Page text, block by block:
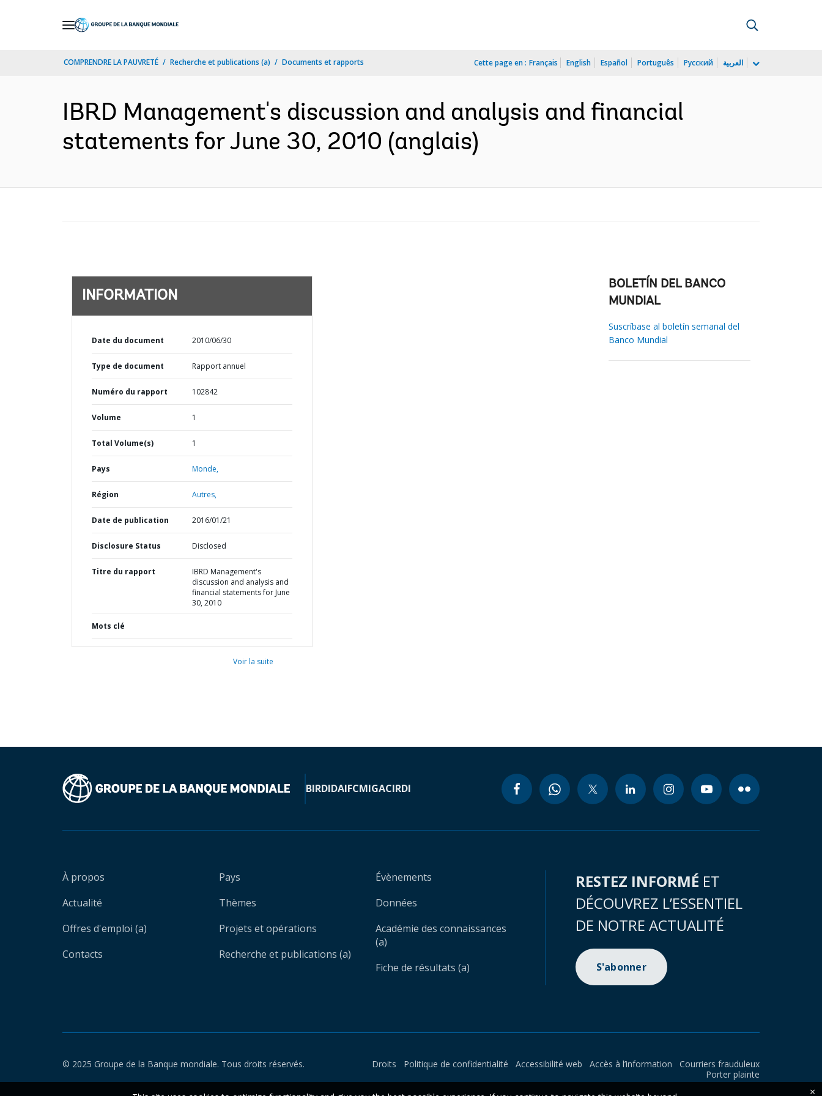
COMPRENDRE LA PAUVRETÉ Recherche et publications (a) Documents et rapports Cette page en : Français English Español Português Русский العربية
IBRD Management's discussion and analysis and financial
statements for June 30, 2010 (anglais)
INFORMATION
Date du document 2010/06/30
Type de document Rapport annuel
Numéro du rapport 102842
Volume 1
Total Volume(s) 1
Pays Monde,
Région Autres,
Date de publication 2016/01/21
Disclosure Status Disclosed
Titre du rapport
IBRD Management's
discussion and analysis and
financial statements for June
30, 2010
Mots clé
Voir la suite
BOLETÍN DEL BANCO
MUNDIAL
Suscríbase al boletín semanal del
Banco Mundial
BIRDIDAIFCMIGACIRDI
À propos
Actualité
Offres d'emploi (a)
Contacts
Pays
Thèmes
Projets et opérations
Recherche et publications (a)
Évènements
Données
Académie des connaissances
(a)
Fiche de résultats (a)
RESTEZ INFORMÉ ET
DÉCOUVREZ L’ESSENTIEL
DE NOTRE ACTUALITÉ
S'abonner
© 2025 Groupe de la Banque mondiale. Tous droits réservés. Droits Politique de confidentialité Accessibilité web Accès à l’information
Courriers frauduleux
Porter plainte
×